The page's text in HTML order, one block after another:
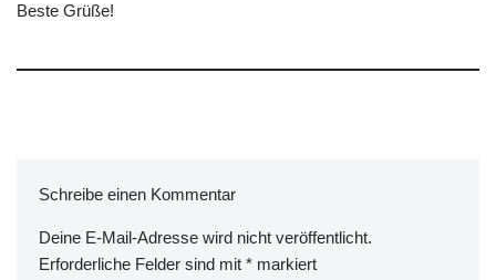
Beste Grüße!
Schreibe einen Kommentar
Deine E-Mail-Adresse wird nicht veröffentlicht.
Erforderliche Felder sind mit * markiert